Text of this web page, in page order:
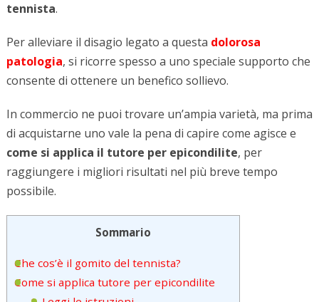
tennista.
Per alleviare il disagio legato a questa dolorosa
patologia, si ricorre spesso a uno speciale supporto che
consente di ottenere un benefico sollievo.
In commercio ne puoi trovare un’ampia varietà, ma prima
di acquistarne uno vale la pena di capire come agisce e
come si applica il tutore per epicondilite, per
raggiungere i migliori risultati nel più breve tempo
possibile.
Sommario
Che cos’è il gomito del tennista?
Come si applica tutore per epicondilite